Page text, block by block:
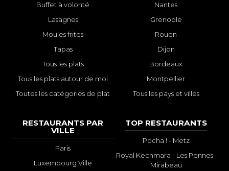
Buffet à volonté
Lasagnes
Moules frites
Tapas
Tous les plats
Tous les plats autour de moi
Toutes les catégories de plat
Nantes
Grenoble
Rouen
Dijon
Bordeaux
Montpellier
Tous les pays et villes
RESTAURANTS PAR
VILLE
Paris
Luxembourg Ville
TOP RESTAURANTS
Pocha ! - Metz
Royal Kechmara - Les Pennes-
Mirabeau